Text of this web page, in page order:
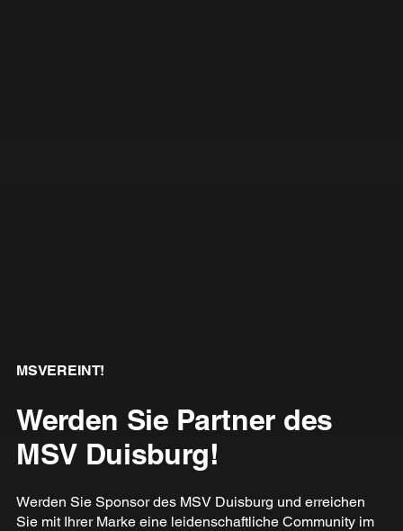
MSVEREINT!
Werden Sie Partner des
MSV Duisburg!
Werden Sie Sponsor des MSV Duisburg und erreichen
Sie mit Ihrer Marke eine leidenschaftliche Community im